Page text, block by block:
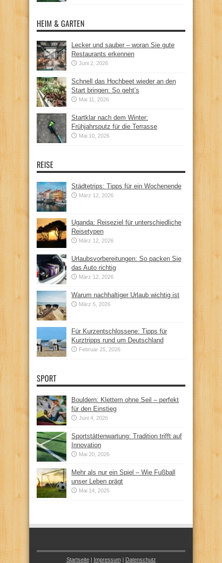
HEIM & GARTEN
Lecker und sauber – woran Sie gute
Restaurants erkennen
Juni 2, 2026
Schnell das Hochbeet wieder an den
Start bringen: So geht’s
Mai 11, 2026
Startklar nach dem Winter:
Frühjahrsputz für die Terrasse
Mai 10, 2026
REISE
Städtetrips: Tipps für ein Wochenende
März 12, 2026
Uganda: Reiseziel für unterschiedliche
Reisetypen
März 12, 2026
Urlaubsvorbereitungen: So packen Sie
das Auto richtig
März 12, 2026
Warum nachhaltiger Urlaub wichtig ist
März 5, 2026
Für Kurzentschlossene: Tipps für
Kurztripps rund um Deutschland
Februar 25, 2026
SPORT
Bouldern: Klettern ohne Seil – perfekt
für den Einstieg
Juni 4, 2026
Sportstättenwartung: Tradition trifft auf
Innovation
Mai 20, 2026
Mehr als nur ein Spiel – Wie Fußball
unser Leben prägt
Mai 14, 2025
Startseite| Impressum| Datenschutz